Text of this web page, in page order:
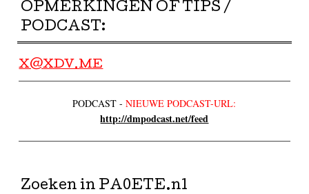
OPMERKINGEN OF TIPS /
PODCAST:
X@XDV.ME
PODCAST -NIEUWE PODCAST-URL:
http://dmpodcast.net/feed
Zoeken in PA0ETE.nl